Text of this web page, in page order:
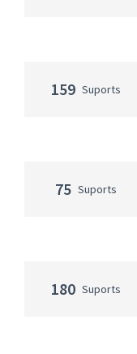
159 Suports
75 Suports
180 Suports